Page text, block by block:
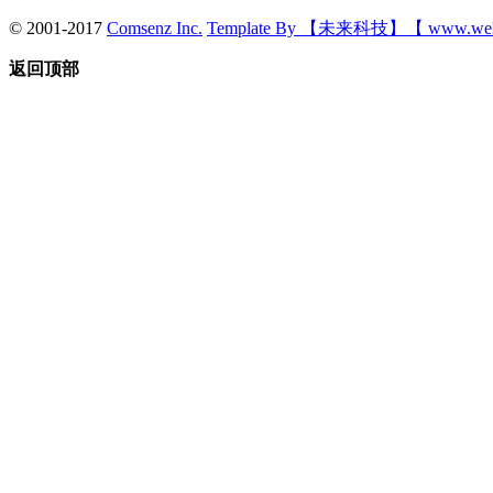
© 2001-2017 Comsenz Inc. Template By 【未来科技】【
返回顶部